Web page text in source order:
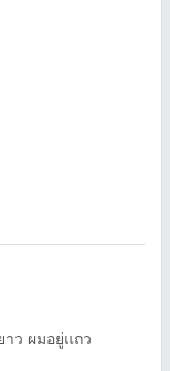
าว ผมอยู่แถว